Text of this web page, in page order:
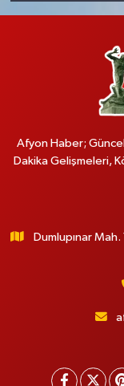
Afyon Haber;
Dakika Gelişmeleri,
Dumlupınar